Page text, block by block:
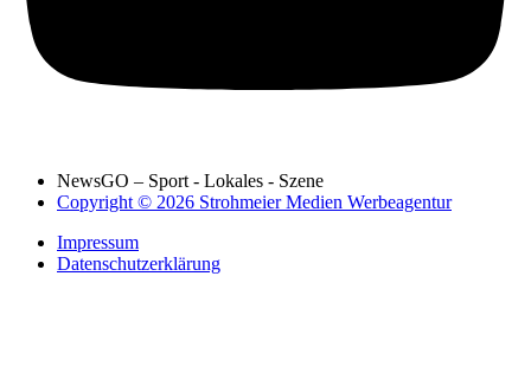
NewsGO – Sport - Lokales - Szene
Copyright © 2026 Strohmeier Medien Werbeagentur
Impressum
Datenschutzerklärung